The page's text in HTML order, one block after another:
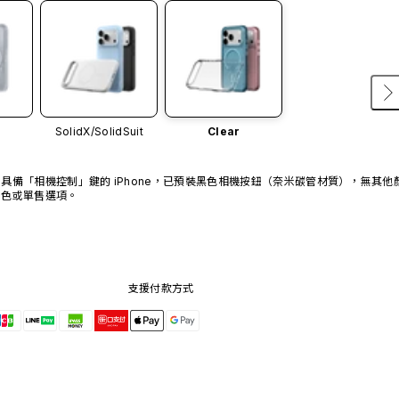
SolidX/SolidSuit Clear
具備「相機控制」鍵的 iPhone，已預裝黑色相機按鈕（奈米碳管材質），無其他
色或單售選項。
支援付款方式